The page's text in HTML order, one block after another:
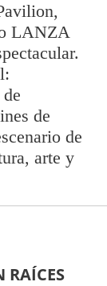
LANZA
de
de
arte y
RAÍCES